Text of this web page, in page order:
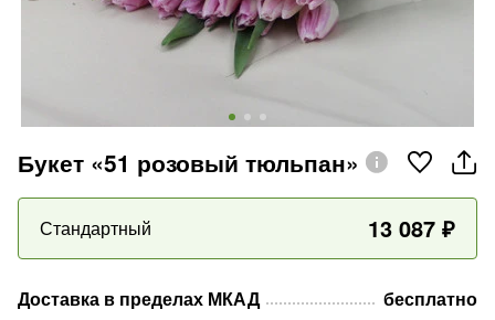
Букет «51 розовый тюльпан»
Стандартный 13 087 ₽
Доставка в пределах МКАД бесплатно